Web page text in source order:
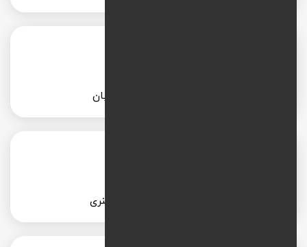
طراحی سایت آموزشگاه زبان
طراحی سایت آموزشگاه هنری